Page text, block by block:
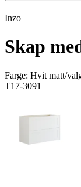
Inzo
Skap
Farge: Hvit matt/
T17-3091